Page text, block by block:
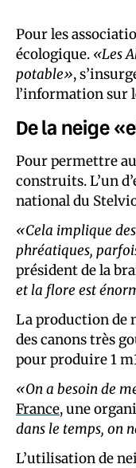
Pour les
écologique. «Les
potable»,
l’information sur
De la neige
Pour permettre
construits. L’un
national du
«Cela implique
phréatiques,
président de la
et la flore est
La production de
des canons très
pour produire 1
«On a besoin de
France, une
dans le temps, on
L’utilisation de